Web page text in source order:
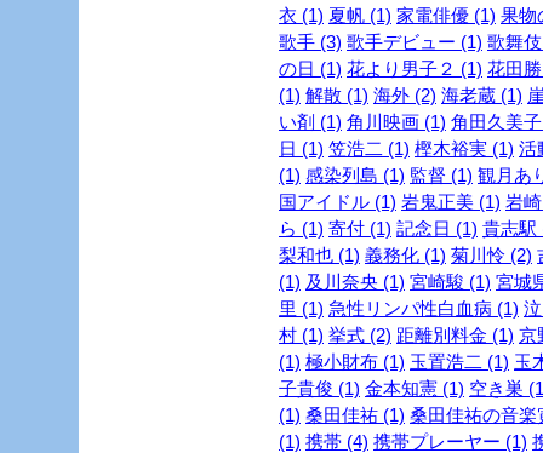
衣 (1) 夏帆 (1) 家電俳優 (1) 果物
歌手 (3) 歌手デビュー (1) 歌舞
の日 (1) 花より男子２ (1) 花田
(1) 解散 (1) 海外 (2) 海老蔵 (1)
い剤 (1) 角川映画 (1) 角田久美
日 (1) 笠浩二 (1) 樫木裕実 (1) 活
(1) 感染列島 (1) 監督 (1) 観月あ
国アイドル (1) 岩鬼正美 (1) 岩
ら (1) 寄付 (1) 記念日 (1) 貴志駅
梨和也 (1) 義務化 (1) 菊川怜 (2)
(1) 及川奈央 (1) 宮崎駿 (1) 宮城
里 (1) 急性リンパ性白血病 (1)
村 (1) 挙式 (2) 距離別料金 (1) 京
(1) 極小財布 (1) 玉置浩二 (1) 玉
子貴俊 (1) 金本知憲 (1) 空き巣
(1) 桑田佳祐 (1) 桑田佳祐の音楽
(1) 携帯 (4) 携帯プレーヤー (1)